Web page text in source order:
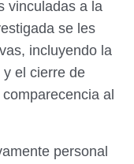
vinculadas a la
se les
incluyendo la
el cierre de
al
personal